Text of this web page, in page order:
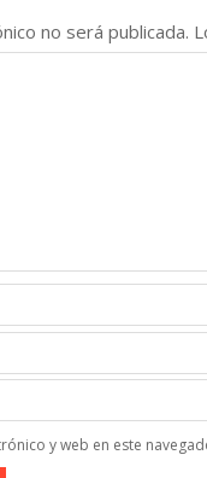
no será publicada.
y web en este